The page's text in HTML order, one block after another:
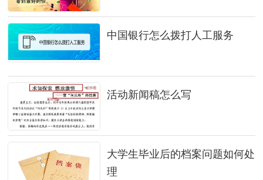
中国银行怎么拨打人工服务
活动新闻稿怎么写
大学生毕业后的档案问题如何处
理